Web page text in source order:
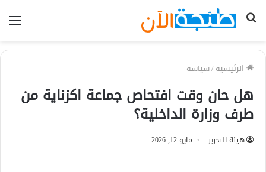
بحث
الرئيسية/سياسة
هل حان وقت افتحاص جماعة اكزناية من
طرف وزارة الداخلية؟
هيئة التحرير مايو 12, 2026